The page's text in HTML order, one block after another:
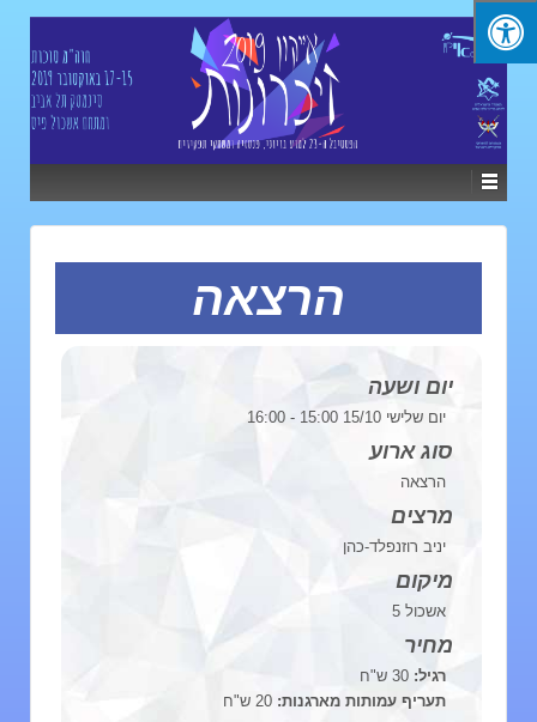
הרצאה
יום ושעה
יום שלישי 15/10 15:00 - 16:00
סוג ארוע
מרצים
יניב רוזנפלד-כהן
תעריף עמותות מארגנות:20 ש"ח